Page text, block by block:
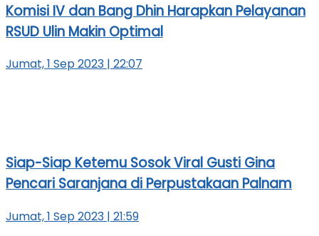
Komisi IV dan Bang Dhin Harapkan Pelayanan
RSUD Ulin Makin Optimal
Jumat, 1 Sep 2023 | 22:07
Siap-Siap Ketemu Sosok Viral Gusti Gina
Pencari Saranjana di Perpustakaan Palnam
Jumat, 1 Sep 2023 | 21:59